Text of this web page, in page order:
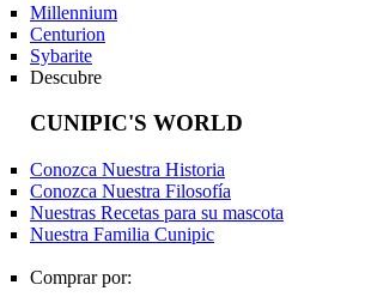
Millennium
Centurion
Sybarite
Descubre
CUNIPIC'S WORLD
Conozca Nuestra Historia
Conozca Nuestra Filosofía
Nuestras Recetas para su mascota
Nuestra Familia Cunipic
Comprar por: